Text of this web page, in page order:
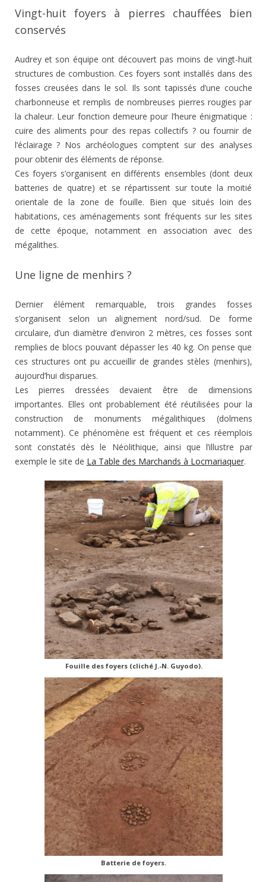
Vingt-huit foyers à pierres chauffées bien
conservés
Audrey et son équipe ont découvert pas moins de vingt-huit
structures de combustion. Ces foyers sont installés dans des
fosses creusées dans le sol. Ils sont tapissés d’une couche
charbonneuse et remplis de nombreuses pierres rougies par
la chaleur. Leur fonction demeure pour l’heure énigmatique :
cuire des aliments pour des repas collectifs ? ou fournir de
l’éclairage ? Nos archéologues comptent sur des analyses
pour obtenir des éléments de réponse.
Ces foyers s’organisent en différents ensembles (dont deux
batteries de quatre) et se répartissent sur toute la moitié
orientale de la zone de fouille. Bien que situés loin des
habitations, ces aménagements sont fréquents sur les sites
de cette époque, notamment en association avec des
mégalithes.
Une ligne de menhirs ?
Dernier élément remarquable, trois grandes fosses
s’organisent selon un alignement nord/sud. De forme
circulaire, d’un diamètre d’environ 2 mètres, ces fosses sont
remplies de blocs pouvant dépasser les 40 kg. On pense que
ces structures ont pu accueillir de grandes stèles (menhirs),
aujourd’hui disparues.
Les pierres dressées devaient être de dimensions
importantes. Elles ont probablement été réutilisées pour la
construction de monuments mégalithiques (dolmens
notamment). Ce phénomène est fréquent et ces réemplois
sont constatés dès le Néolithique, ainsi que l’illustre par
exemple le site de La Table des Marchands à Locmariaquer.
Fouille des foyers (cliché J.-N. Guyodo).
Batterie de foyers.